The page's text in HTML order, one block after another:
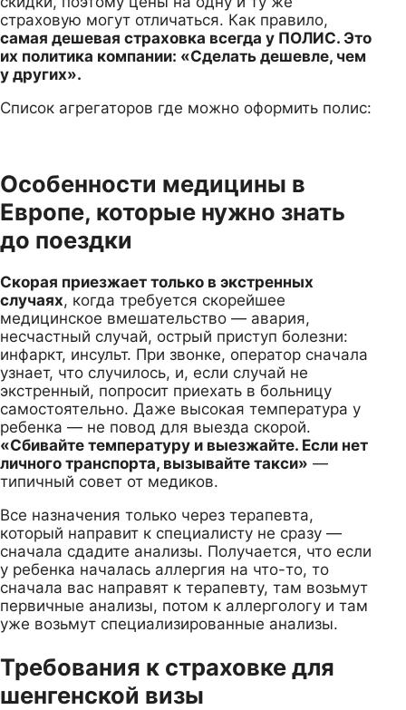
страховую могут отличаться. Как правило,
самая дешевая страховка всегда у ПОЛИС. Это
их политика компании: «Сделать дешевле, чем
у других».
Список агрегаторов где можно оформить полис:
Особенности медицины в
Европе, которые нужно знать
до поездки
Скорая приезжает только в экстренных
случаях, когда требуется скорейшее
медицинское вмешательство — авария,
несчастный случай, острый приступ болезни:
инфаркт, инсульт. При звонке, оператор сначала
узнает, что случилось, и, если случай не
экстренный, попросит приехать в больницу
самостоятельно. Даже высокая температура у
ребенка — не повод для выезда скорой.
«Сбивайте температуру и выезжайте. Если нет
личного транспорта, вызывайте такси» —
типичный совет от медиков.
Все назначения только через терапевта,
который направит к специалисту не сразу —
сначала сдадите анализы. Получается, что если
у ребенка началась аллергия на что-то, то
сначала вас направят к терапевту, там возьмут
первичные анализы, потом к аллергологу и там
уже возьмут специализированные анализы.
Требования к страховке для
шенгенской визы